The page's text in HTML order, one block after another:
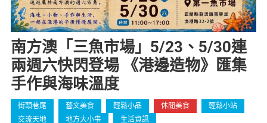
南方澳「三魚市場」5/23、5/30連
兩週六快閃登場 《港邊造物》匯集
手作與海味溫度
街頭巷尾 藝文美食 輕鬆小品 休閒美食
輕鬆小站
交流天地
地方大小事 生活資訊